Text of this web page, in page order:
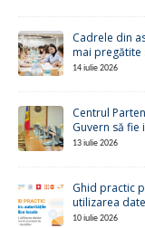
Cadrele din
mai pregătite
14 iulie 2026
Centrul
Guvern să fie
13 iulie 2026
Ghid practic
utilizarea
10 iulie 2026